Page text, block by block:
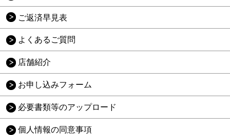
ご返済早見表
よくあるご質問
店舗紹介
お申し込みフォーム
必要書類等のアップロード
個人情報の同意事項